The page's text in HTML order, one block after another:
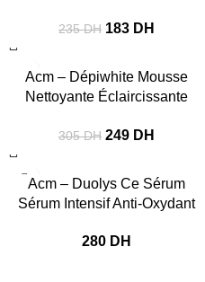
235DH 183 DH
Acm – Dépiwhite Mousse
Nettoyante Éclaircissante
305DH 249 DH
Acm – Duolys Ce Sérum
Sérum Intensif Anti-Oxydant
280 DH